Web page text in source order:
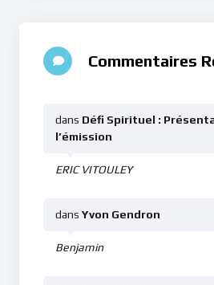
Commentaires
ERIC VITOULEY
dans Défi Spirituel :
l’émission
Benjamin
dansYvon Gendron